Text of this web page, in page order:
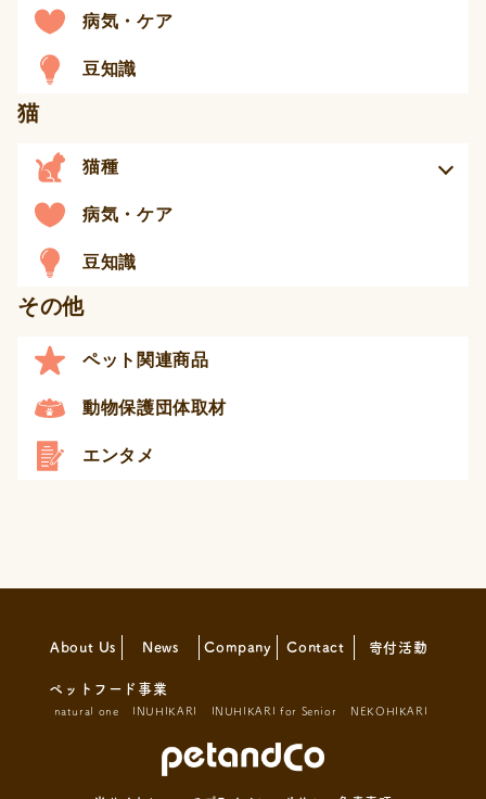
病気・ケア
豆知識
猫
猫種
病気・ケア
豆知識
その他
ペット関連商品
動物保護団体取材
エンタメ
About Us News Company Contact 寄付活動
ペットフード事業
natural one INUHIKARI INUHIKARI for Senior NEKOHIKARI